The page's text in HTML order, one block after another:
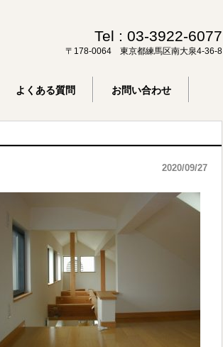
Tel : 03-3922-6077
〒178-0064 東京都練馬区南大泉4-36-8
よくある質問 お問い合わせ
2020/09/27